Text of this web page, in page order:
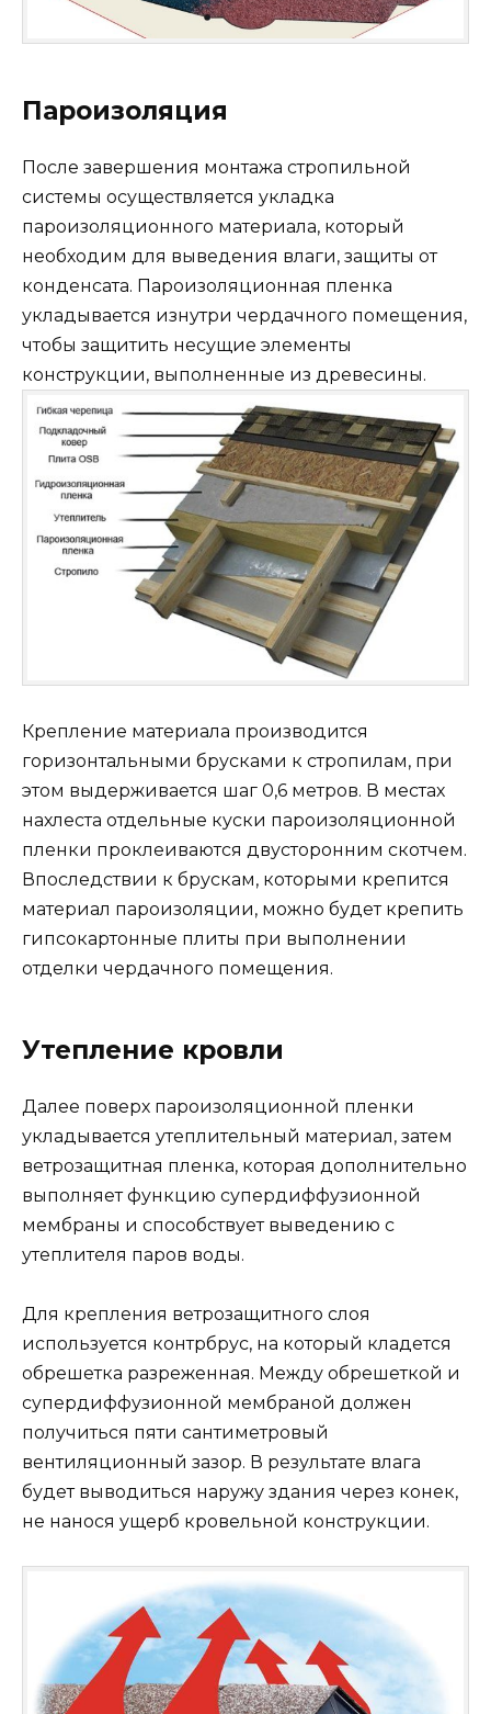
Пароизоляция
После завершения монтажа стропильной
системы осуществляется укладка
пароизоляционного материала, который
необходим для выведения влаги, защиты от
конденсата. Пароизоляционная пленка
укладывается изнутри чердачного помещения,
чтобы защитить несущие элементы
конструкции, выполненные из древесины.
Крепление материала производится
горизонтальными брусками к стропилам, при
этом выдерживается шаг 0,6 метров. В местах
нахлеста отдельные куски пароизоляционной
пленки проклеиваются двусторонним скотчем.
Впоследствии к брускам, которыми крепится
материал пароизоляции, можно будет крепить
гипсокартонные плиты при выполнении
отделки чердачного помещения.
Утепление кровли
Далее поверх пароизоляционной пленки
укладывается утеплительный материал, затем
ветрозащитная пленка, которая дополнительно
выполняет функцию супердиффузионной
мембраны и способствует выведению с
утеплителя паров воды.
Для крепления ветрозащитного слоя
используется контрбрус, на который кладется
обрешетка разреженная. Между обрешеткой и
супердиффузионной мембраной должен
получиться пяти сантиметровый
вентиляционный зазор. В результате влага
будет выводиться наружу здания через конек,
не нанося ущерб кровельной конструкции.